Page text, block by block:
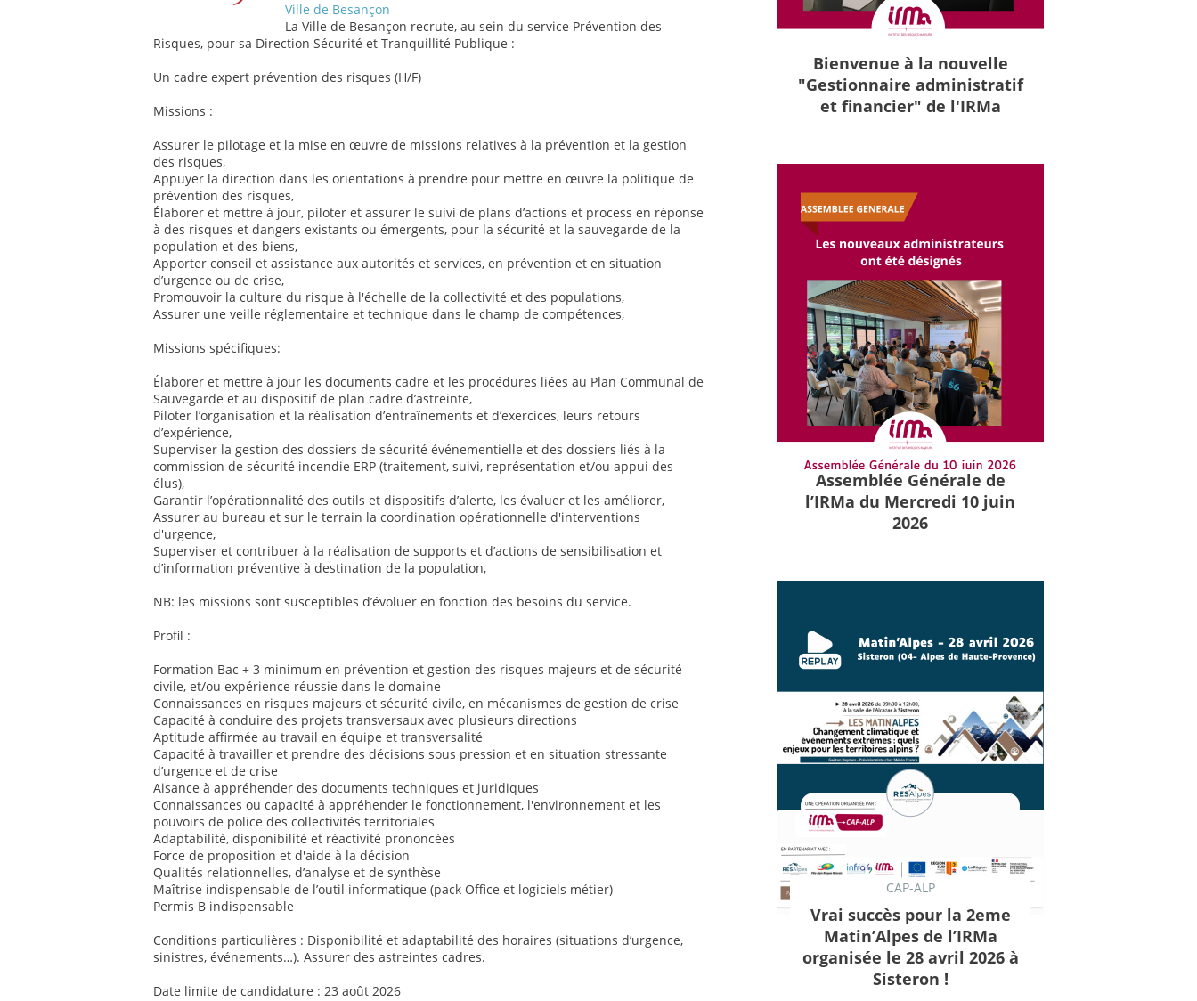
Ville de Besançon
La Ville de Besançon recrute, au sein du service Prévention des
Risques, pour sa Direction Sécurité et Tranquillité Publique :
Un cadre expert prévention des risques (H/F)
Missions :
Assurer le pilotage et la mise en œuvre de missions relatives à la prévention et la gestion
des risques,
Appuyer la direction dans les orientations à prendre pour mettre en œuvre la politique de
prévention des risques,
Élaborer et mettre à jour, piloter et assurer le suivi de plans d’actions et process en réponse
à des risques et dangers existants ou émergents, pour la sécurité et la sauvegarde de la
population et des biens,
Apporter conseil et assistance aux autorités et services, en prévention et en situation
d’urgence ou de crise,
Promouvoir la culture du risque à l'échelle de la collectivité et des populations,
Assurer une veille réglementaire et technique dans le champ de compétences,
Missions spécifiques:
Élaborer et mettre à jour les documents cadre et les procédures liées au Plan Communal de
Sauvegarde et au dispositif de plan cadre d’astreinte,
Piloter l’organisation et la réalisation d’entraînements et d’exercices, leurs retours
d’expérience,
Superviser la gestion des dossiers de sécurité événementielle et des dossiers liés à la
commission de sécurité incendie ERP (traitement, suivi, représentation et/ou appui des
élus),
Garantir l’opérationnalité des outils et dispositifs d’alerte, les évaluer et les améliorer,
Assurer au bureau et sur le terrain la coordination opérationnelle d'interventions
d'urgence,
Superviser et contribuer à la réalisation de supports et d’actions de sensibilisation et
d’information préventive à destination de la population,
NB: les missions sont susceptibles d’évoluer en fonction des besoins du service.
Profil :
Formation Bac + 3 minimum en prévention et gestion des risques majeurs et de sécurité
civile, et/ou expérience réussie dans le domaine
Connaissances en risques majeurs et sécurité civile, en mécanismes de gestion de crise
Capacité à conduire des projets transversaux avec plusieurs directions
Aptitude affirmée au travail en équipe et transversalité
Capacité à travailler et prendre des décisions sous pression et en situation stressante
d’urgence et de crise
Aisance à appréhender des documents techniques et juridiques
Connaissances ou capacité à appréhender le fonctionnement, l'environnement et les
pouvoirs de police des collectivités territoriales
Adaptabilité, disponibilité et réactivité prononcées
Force de proposition et d'aide à la décision
Qualités relationnelles, d’analyse et de synthèse
Maîtrise indispensable de l’outil informatique (pack Office et logiciels métier)
Permis B indispensable
Conditions particulières : Disponibilité et adaptabilité des horaires (situations d’urgence,
sinistres, événements…). Assurer des astreintes cadres.
Date limite de candidature : 23 août 2026
Bienvenue à la nouvelle
"Gestionnaire administratif
et financier" de l'IRMa
Assemblée Générale de
l’IRMa du Mercredi 10 juin
2026
CAP-ALP
Vrai succès pour la 2eme
Matin’Alpes de l’IRMa
organisée le 28 avril 2026 à
Sisteron !